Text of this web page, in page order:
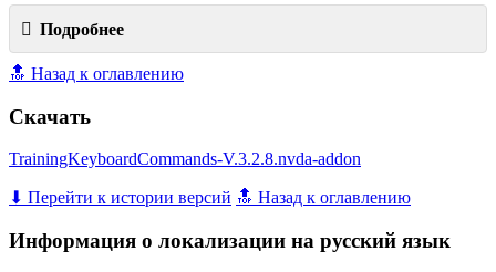
Подробнее
🔝 Назад к оглавлению
Скачать
TrainingKeyboardCommands-V.3.2.8.nvda-addon
⬇ Перейти к истории версий 🔝 Назад к оглавлению
Информация о локализации на русский язык